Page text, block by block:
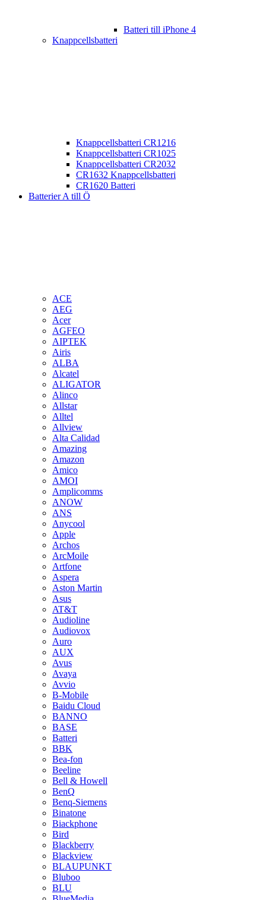
Batteri till iPhone 4
Knappcellsbatteri
Knappcellsbatteri CR1216
Knappcellsbatteri CR1025
Knappcellsbatteri CR2032
CR1632 Knappcellsbatteri
CR1620 Batteri
Batterier A till Ö
ACE
AEG
Acer
AGFEO
AIPTEK
Airis
ALBA
Alcatel
ALIGATOR
Alinco
Allstar
Alltel
Allview
Alta Calidad
Amazing
Amazon
Amico
AMOI
Amplicomms
ANOW
ANS
Anycool
Apple
Archos
ArcMoile
Artfone
Aspera
Aston Martin
Asus
AT&T
Audioline
Audiovox
Auro
AUX
Avus
Avaya
Avvio
B-Mobile
Baidu Cloud
BANNO
BASE
Batteri
BBK
Bea-fon
Beeline
Bell & Howell
BenQ
Benq-Siemens
Binatone
Biackphone
Bird
Blackberry
Blackview
BLAUPUNKT
Bluboo
BLU